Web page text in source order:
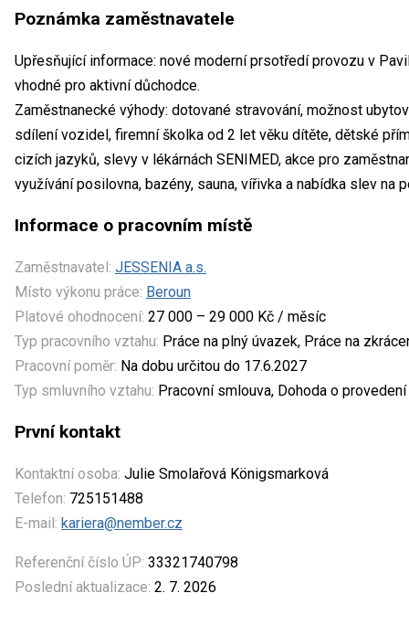
Poznámka zaměstnavatele
Upřesňující informace: nové moderní prsotředí provozu v
vhodné pro aktivní důchodce.
Zaměstnanecké výhody: dotované stravování, možnost
sdílení vozidel, firemní školka od 2 let věku dítěte, dětské
cizích jazyků, slevy v lékárnách SENIMED, akce pro
využívání posilovna, bazény, sauna, vířivka a nabídka slev na
Informace o pracovním místě
Zaměstnavatel: JESSENIA a.s.
Místo výkonu práce: Beroun
Platové ohodnocení: 27 000 – 29 000 Kč / měsíc
Typ pracovního vztahu: Práce na plný úvazek, Práce na
Pracovní poměr: Na dobu určitou do 17.6.2027
Typ smluvního vztahu: Pracovní smlouva, Dohoda o
První kontakt
Kontaktní osoba: Julie Smolařová Königsmarková
Telefon: 725151488
E-mail: kariera@nember.cz
Referenční číslo ÚP: 33321740798
Poslední aktualizace: 2. 7. 2026